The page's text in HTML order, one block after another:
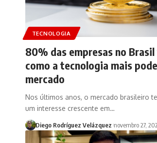
TECNOLOGIA
80% das empresas no
como a tecnologia mais
mercado
Nos últimos anos, o mercado brasileiro
um interesse crescente em…
Diego Rodríguez Velázquez novembro 27,